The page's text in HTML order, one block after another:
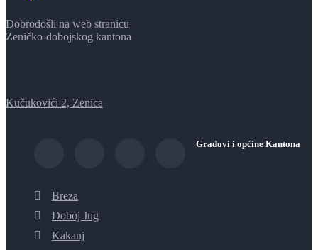
Dobrodošli na web stranicu
Zeničko-dobojskog kantona
Kučukovići 2, Zenica
Gradovi i općine Kantona
Breza
Doboj Jug
Kakanj